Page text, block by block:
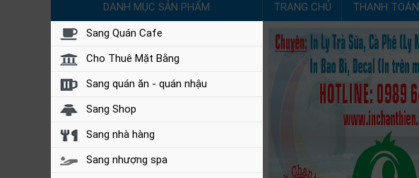
DANH MỤC SẢN PHẨM TRANG CHỦ THANH TOÁN
Sang Quán Cafe
Cho Thuê Mặt Bằng
Sang quán ăn - quán nhậu
Sang Shop
Sang nhà hàng
Sang nhượng spa